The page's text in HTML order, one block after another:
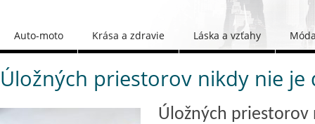
Auto-moto Krása a zdravie Láska a vzťahy
Úložných priestorov nikdy nie je
Úložných priestorov